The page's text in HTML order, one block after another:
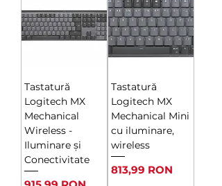
Tastatură
Logitech MX
Mechanical
Wireless -
Iluminare și
Conectivitate
Tastatură
Logitech MX
Mechanical Mini
cu iluminare,
wireless
Ár
813,99 RON